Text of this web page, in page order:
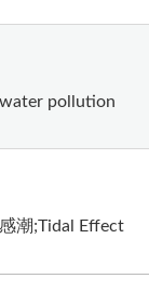
pollution
潮;Tidal Effect